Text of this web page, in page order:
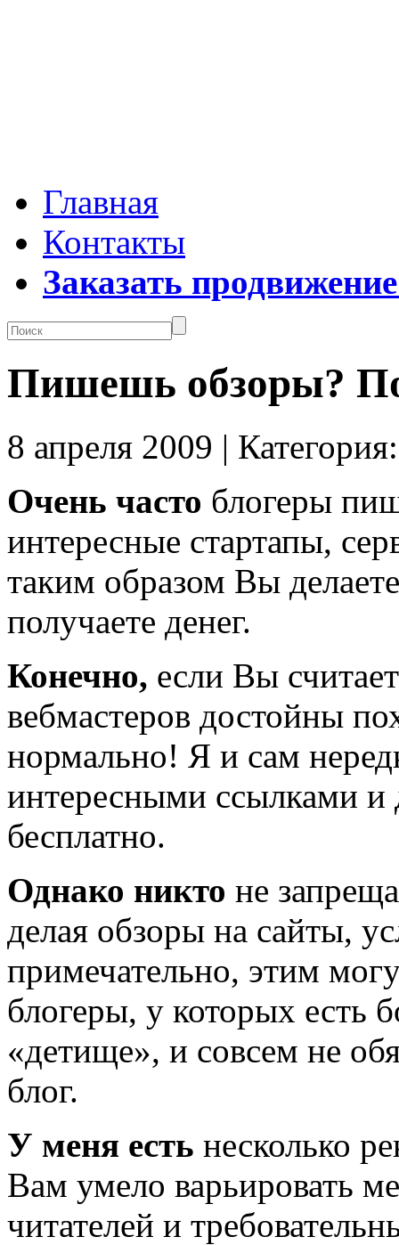
Главная
Контакты
Заказать
Пишешь обзоры?
8 апреля 2009 |
Очень часто блогеры
интересные стартапы,
таким образом Вы
получаете денег.
Конечно, если Вы
вебмастеров достойны
нормально! Я и сам
интересными ссылками и
бесплатно.
Однако никто не
делая обзоры на сайты,
примечательно, этим
блогеры, у которых есть
«детище», и совсем не
блог.
У меня есть несколько
Вам умело варьировать
читателей и